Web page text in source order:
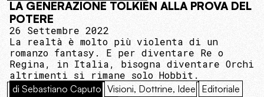
LA GENERAZIONE TOLKIEN ALLA PROVA DEL
POTERE
26 Settembre 2022
La realtà è molto più violenta di un
romanzo fantasy. E per diventare Re o
Regina, in Italia, bisogna diventare Orchi
altrimenti si rimane solo Hobbit.
di Sebastiano Caputo Visioni, Dottrine, Idee Editoriale